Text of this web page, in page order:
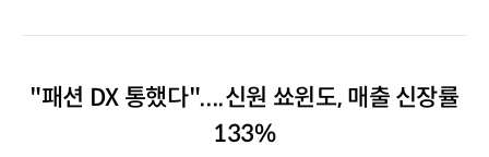
"패션 DX 통했다"....신원 쑈윈도, 매출 신장률
133%